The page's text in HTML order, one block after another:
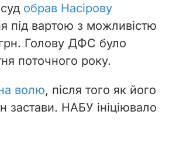
обрав Насірову
під вартою з можливістю
Голову ДФС було
поточного року.
волю, після того як його
НАБУ ініціювало